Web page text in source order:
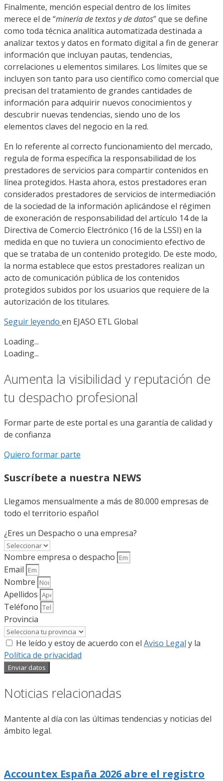
Finalmente, mención especial dentro de los límites
merece el de “minería de textos y de datos” que se define
como toda técnica analítica automatizada destinada a
analizar textos y datos en formato digital a fin de generar
información que incluyan pautas, tendencias,
correlaciones u elementos similares. Los límites que se
incluyen son tanto para uso científico como comercial que
precisan del tratamiento de grandes cantidades de
información para adquirir nuevos conocimientos y
descubrir nuevas tendencias, siendo uno de los
elementos claves del negocio en la red.
En lo referente al correcto funcionamiento del mercado,
regula de forma específica la responsabilidad de los
prestadores de servicios para compartir contenidos en
línea protegidos. Hasta ahora, estos prestadores eran
considerados prestadores de servicios de intermediación
de la sociedad de la información aplicándose el régimen
de exoneración de responsabilidad del artículo 14 de la
Directiva de Comercio Electrónico (16 de la LSSI) en la
medida en que no tuviera un conocimiento efectivo de
que se trataba de un contenido protegido. De este modo,
la norma establece que estos prestadores realizan un
acto de comunicación pública de los contenidos
protegidos subidos por los usuarios que requiere de la
autorización de los titulares.
Seguir leyendo en EJASO ETL Global
Loading...
Loading...
Aumenta la visibilidad y reputación de
tu despacho profesional
Formar parte de este portal es una garantía de calidad y
de confianza
Quiero formar parte
Suscríbete a nuestra NEWS
Llegamos mensualmente a más de 80.000 empresas de
todo el territorio español
¿Eres un Despacho o una empresa?
Nombre empresa o despacho
Email
Nombre
Apellidos
Teléfono
Provincia
He leído y estoy de acuerdo con el Aviso Legal y la
Política de privacidad
Enviar datos
Noticias relacionadas
Mantente al día con las últimas tendencias y noticias del
ámbito legal.
Accountex España 2026 abre el registro